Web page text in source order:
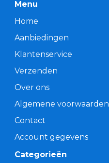
Menu
Home
Aanbiedingen
Klantenservice
Verzenden
Over ons
Algemene voorwaarden
Contact
Account gegevens
Categorieën